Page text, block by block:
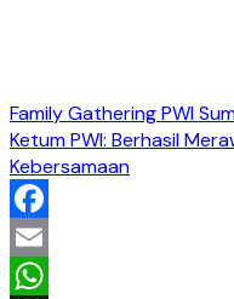
Family Gathering PWI
Ketum PWI: Berhasil
Kebersamaan
Facebook
Email